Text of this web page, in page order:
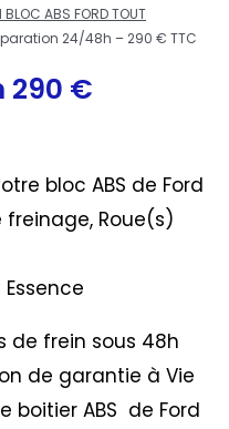
BLOC ABS FORD TOUT
24/48h – 290 € TTC
290 €
bloc ABS de Ford
Roue(s)
de frein sous 48h
de garantie à Vie
boitier ABS de Ford